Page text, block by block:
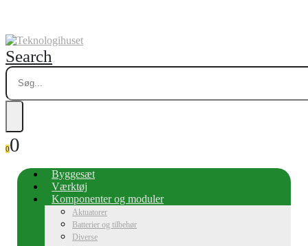
Search
00
Byggesæt
Værktøj
Komponenter og moduler
Aktuatorer
Batterier og tilbehør
Diverse